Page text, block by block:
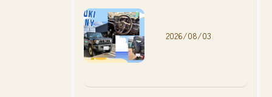
2026/08/03